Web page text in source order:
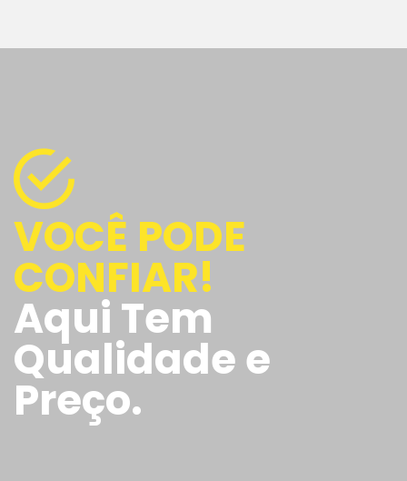
VOCÊ PODE
CONFIAR!
Aqui Tem
Qualidade e
Preço.